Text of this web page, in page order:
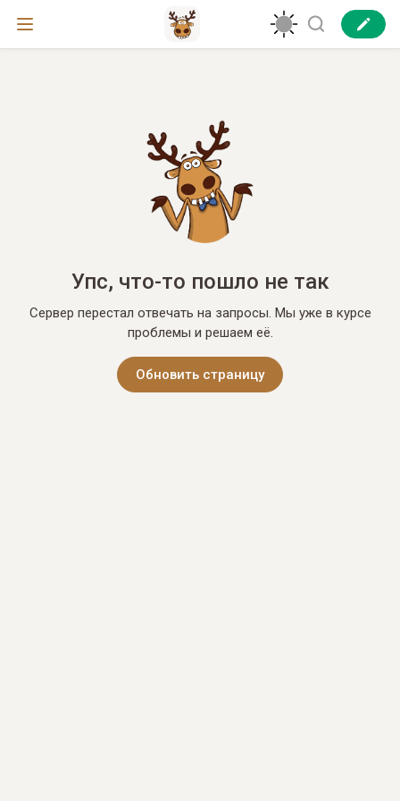
Упс, что-то пошло не так
Сервер перестал отвечать на запросы. Мы уже в курсе
проблемы и решаем её.
Обновить страницу